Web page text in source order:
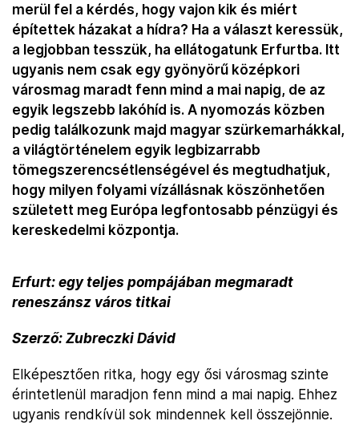
merül fel a kérdés, hogy vajon kik és miért
építettek házakat a hídra? Ha a választ keressük,
a legjobban tesszük, ha ellátogatunk Erfurtba. Itt
ugyanis nem csak egy gyönyörű középkori
városmag maradt fenn mind a mai napig, de az
egyik legszebb lakóhíd is. A nyomozás közben
pedig találkozunk majd magyar szürkemarhákkal,
a világtörténelem egyik legbizarrabb
tömegszerencsétlenségével és megtudhatjuk,
hogy milyen folyami vízállásnak köszönhetően
született meg Európa legfontosabb pénzügyi és
kereskedelmi központja.
Erfurt: egy teljes pompájában megmaradt
reneszánsz város titkai
Szerző: Zubreczki Dávid
Elképesztően ritka, hogy egy ősi városmag szinte
érintetlenül maradjon fenn mind a mai napig. Ehhez
ugyanis rendkívül sok mindennek kell összejönnie.